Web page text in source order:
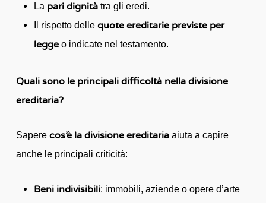
La pari dignitàtra gli eredi.
Il rispetto delle quote ereditarie previste per
leggeo indicate nel testamento.
Quali sono le principali difficoltà nella divisione
ereditaria?
Sapere cos’è la divisione ereditariaaiuta a capire
anche le principali criticità:
Beni indivisibili: immobili, aziende o opere d’arte